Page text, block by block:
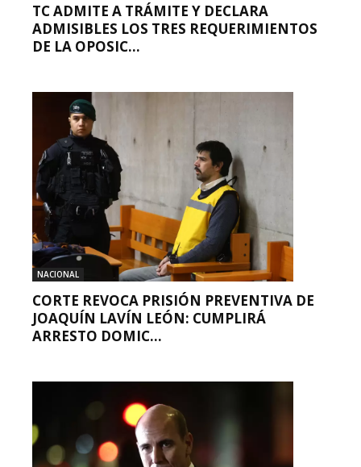
TC ADMITE A TRÁMITE Y DECLARA
ADMISIBLES LOS TRES REQUERIMIENTOS
DE LA OPOSIC...
NACIONAL
CORTE REVOCA PRISIÓN PREVENTIVA DE
JOAQUÍN LAVÍN LEÓN: CUMPLIRÁ
ARRESTO DOMIC...